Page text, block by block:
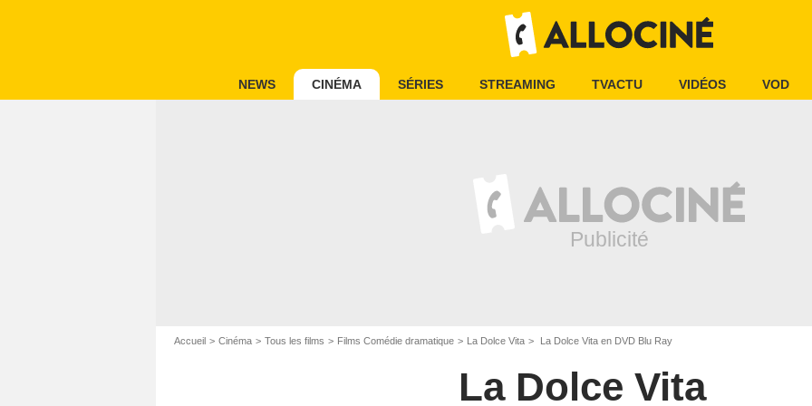
NEWS CINÉMA SÉRIES STREAMING TVACTU VIDÉOS VOD
Accueil Cinéma Tous les films Films Comédie dramatique La Dolce Vita La Dolce Vita en DVD Blu Ray
La Dolce Vita